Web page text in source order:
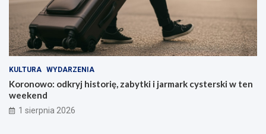
KULTURA WYDARZENIA
Koronowo: odkryj historię, zabytki i jarmark cysterski w ten
weekend
1 sierpnia 2026